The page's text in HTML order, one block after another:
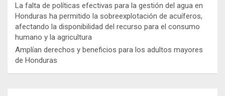
La falta de políticas efectivas para la gestión del agua en
Honduras ha permitido la sobreexplotación de acuíferos,
afectando la disponibilidad del recurso para el consumo
humano y la agricultura
Amplían derechos y beneficios para los adultos mayores
de Honduras